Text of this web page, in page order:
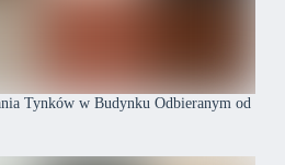
Tynków w Budynku Odbieranym od